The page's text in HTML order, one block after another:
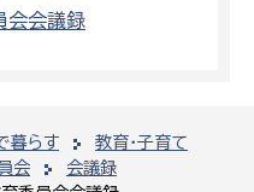
暮らす
教育・子育て
会
会議録
会議録